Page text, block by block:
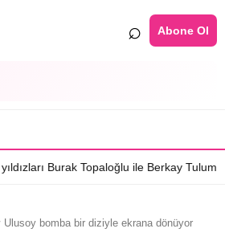
⌕ Abone Ol
ile Berkay Tulumbacı “Ecünni” filminde
Ulusoy bomba bir diziyle ekrana dönüyor